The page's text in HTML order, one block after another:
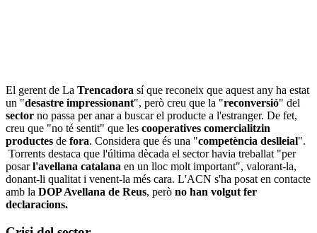
El gerent de La Trencadora sí que reconeix que aquest any ha estat
un "desastre impressionant", però creu que la "reconversió" del
sector no passa per anar a buscar el producte a l'estranger. De fet,
creu que "no té sentit" que les cooperatives comercialitzin
productes de fora. Considera que és una "competència deslleial".
Torrents destaca que l'última dècada el sector havia treballat "per
posarl'avellana catalana en un lloc molt important", valorant-la,
donant-li qualitat i venent-la més cara. L'ACN s'ha posat en contacte
amb la DOP Avellana de Reus, però no han volgut fer
declaracions.